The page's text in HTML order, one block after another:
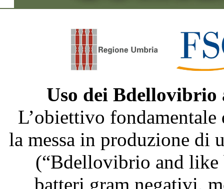
Uso dei
L’obiettivo fondamentale
la messa in produzione di
(“Bdellovibrio and like
batteri gram negativi,